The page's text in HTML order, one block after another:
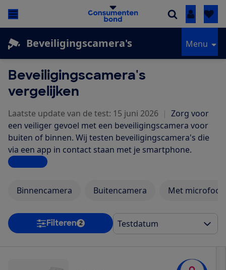
Inloggen
Beveiligingscamera's Menu
Beveiligingscamera's
vergelijken
Laatste update van de test: 15 juni 2026 | Zorg voor
een veiliger gevoel met een beveiligingscamera voor
buiten of binnen. Wij testen beveiligingscamera's die
via een app in contact staan met je smartphone.
Lees meer
Binnencamera Buitencamera Met microfoon
Filteren 2